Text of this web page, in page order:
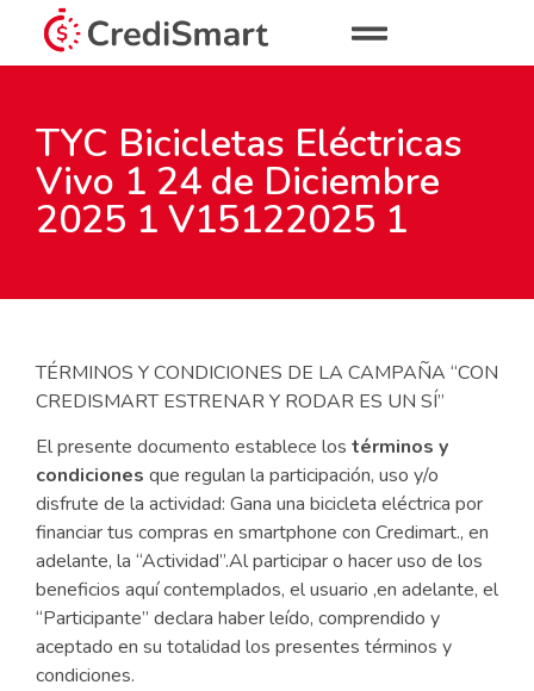
TYC Bicicletas Eléctricas
Vivo 1 24 de Diciembre
2025 1 V15122025 1
TÉRMINOS Y CONDICIONES DE LA CAMPAÑA “CON
CREDISMART ESTRENAR Y RODAR ES UN SÍ”
El presente documento establece los términos y
condiciones que regulan la participación, uso y/o
disfrute de la actividad: Gana una bicicleta eléctrica por
financiar tus compras en smartphone con Credimart., en
adelante, la “Actividad”.Al participar o hacer uso de los
beneficios aquí contemplados, el usuario ,en adelante, el
“Participante” declara haber leído, comprendido y
aceptado en su totalidad los presentes términos y
condiciones.